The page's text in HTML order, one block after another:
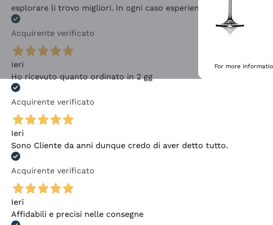
esplorare li trovo migliori. In ogni caso esperienza buona e lo
Acquirente verificato
Ieri
Ho ricevuto quanto ordinato in 2 gg
Acquirente verificato
Ieri
Sono Cliente da anni dunque credo di aver detto tutto.
Acquirente verificato
Ieri
Affidabili e precisi nelle consegne
For more